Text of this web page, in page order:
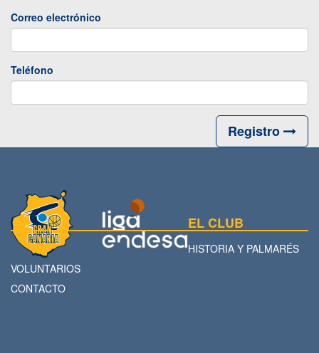
Correo electrónico
Teléfono
Registro
EL CLUB
HISTORIA Y PALMARÉS
VOLUNTARIOS
CONTACTO